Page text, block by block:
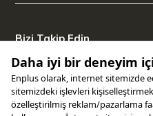
Bizi Takip Edin